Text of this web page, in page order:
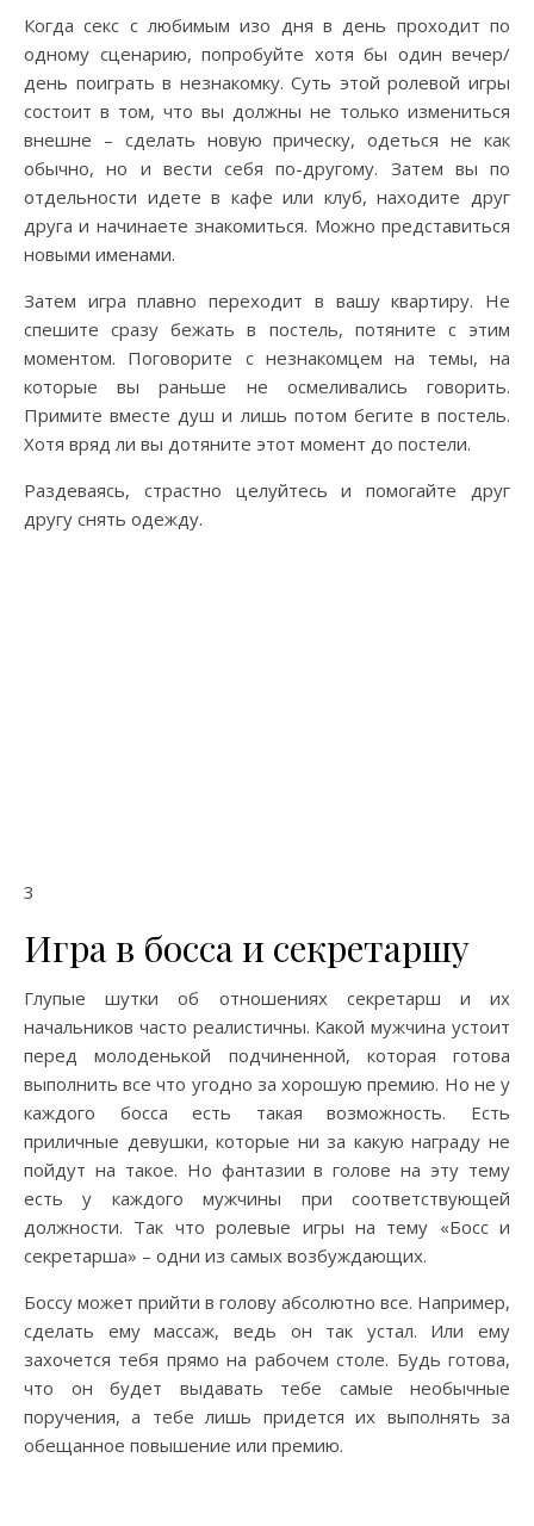
Когда секс с любимым изо дня в день проходит по
одному сценарию, попробуйте хотя бы один вечер/
день поиграть в незнакомку. Суть этой ролевой игры
состоит в том, что вы должны не только измениться
внешне – сделать новую прическу, одеться не как
обычно, но и вести себя по-другому. Затем вы по
отдельности идете в кафе или клуб, находите друг
друга и начинаете знакомиться. Можно представиться
новыми именами.
Затем игра плавно переходит в вашу квартиру. Не
спешите сразу бежать в постель, потяните с этим
моментом. Поговорите с незнакомцем на темы, на
которые вы раньше не осмеливались говорить.
Примите вместе душ и лишь потом бегите в постель.
Хотя вряд ли вы дотяните этот момент до постели.
Раздеваясь, страстно целуйтесь и помогайте друг
другу снять одежду.
3
Игра в босса и секретаршу
Глупые шутки об отношениях секретарш и их
начальников часто реалистичны. Какой мужчина устоит
перед молоденькой подчиненной, которая готова
выполнить все что угодно за хорошую премию. Но не у
каждого босса есть такая возможность. Есть
приличные девушки, которые ни за какую награду не
пойдут на такое. Но фантазии в голове на эту тему
есть у каждого мужчины при соответствующей
должности. Так что ролевые игры на тему «Босс и
секретарша» – одни из самых возбуждающих.
Боссу может прийти в голову абсолютно все. Например,
сделать ему массаж, ведь он так устал. Или ему
захочется тебя прямо на рабочем столе. Будь готова,
что он будет выдавать тебе самые необычные
поручения, а тебе лишь придется их выполнять за
обещанное повышение или премию.